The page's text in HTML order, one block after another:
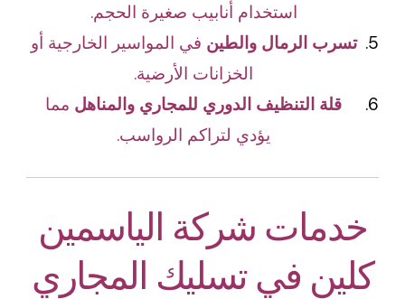
استخدام أنابيب صغيرة الحجم.
تسرب الرمال والطين في المواسير الخارجية أو
الخزانات الأرضية.
قلة التنظيف الدوري للمجاري والمناهل مما
يؤدي لتراكم الرواسب.
خدمات شركة الياسمين
كلين في تسليك المجاري